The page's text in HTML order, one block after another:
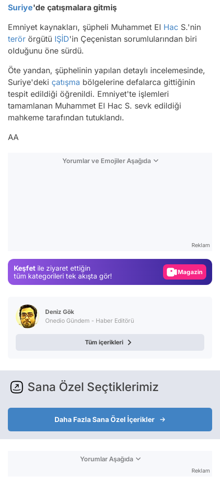
Suriye'de çatışmalara gitmiş
Emniyet kaynakları, şüpheli Muhammet El Hac S.'nin
terör örgütü IŞİD'in Çeçenistan sorumlularından biri
olduğunu öne sürdü.
Öte yandan, şüphelinin yapılan detaylı incelemesinde,
Suriye'deki çatışma bölgelerine defalarca gittiğinin
tespit edildiği öğrenildi. Emniyet'te işlemleri
tamamlanan Muhammet El Hac S. sevk edildiği
mahkeme tarafından tutuklandı.
AA
Yorumlar ve Emojiler Aşağıda
Reklam
Keşfet ile ziyaret ettiğin
tüm kategorileri tek akışta gör!
Magazin
Deniz Gök
Onedio Gündem - Haber Editörü
Tüm içerikleri
Sana Özel Seçtiklerimiz
Daha Fazla Sana Özel İçerikler
Yorumlar Aşağıda
Reklam